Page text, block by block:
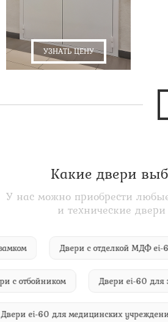
УЗНАТЬ ЦЕНУ
Какие двери
У нас можно приобрести
и технические
замком Двери с отделкой МДФ
Двери ei-60 для
Двери ei-60 для медицинских